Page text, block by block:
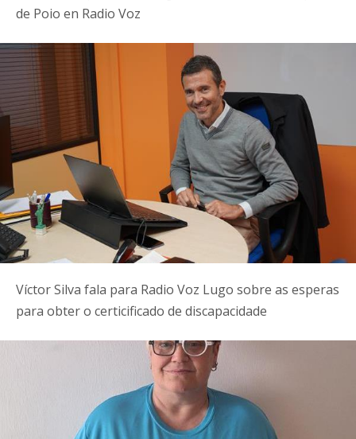
de Poio en Radio Voz
Víctor Silva fala para Radio Voz Lugo sobre as esperas
para obter o certicificado de discapacidade